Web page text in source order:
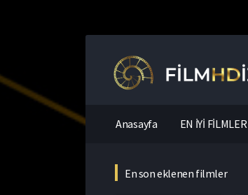
Anasayfa EN İYİ FİLMLER
En son eklenen filmler